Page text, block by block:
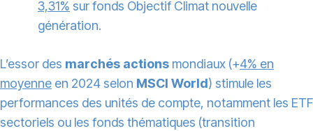
3,31% sur fonds Objectif Climat nouvelle
génération.
L’essor des marchés actions mondiaux (+4% en
moyenne en 2024 selon MSCI World) stimule les
performances des unités de compte, notamment les ETF
sectoriels ou les fonds thématiques (transition